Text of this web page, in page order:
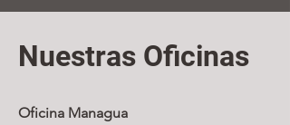
Nuestras Oficinas
Oficina Managua